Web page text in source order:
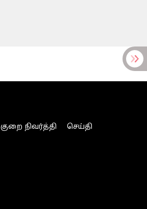
குறை நிவர்த்தி
செய்தி